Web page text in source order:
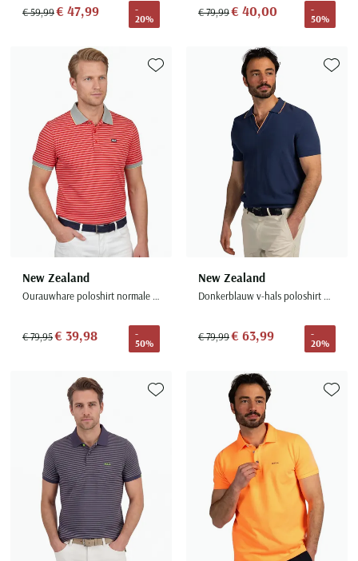
€ 59,99€ 47,99
-
20%
€ 79,99€ 40,00
-
50%
New Zealand
Ourauwhare poloshirt normale fit rood gestreept
€ 79,95€ 39,98
-
50%
Toevoegen aan favorieten
New Zealand
Donkerblauw v-hals poloshirt boord oranje randje
€ 79,99€ 63,99
-
20%
Toevoegen aan favorieten